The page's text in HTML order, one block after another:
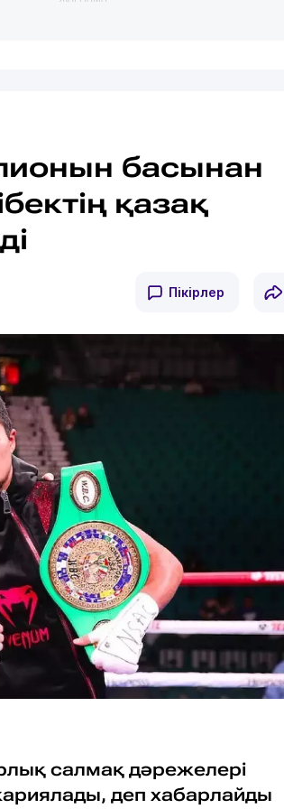
басынан
қазақ
Пікірлер
салмақ дәрежелері
деп хабарлайды